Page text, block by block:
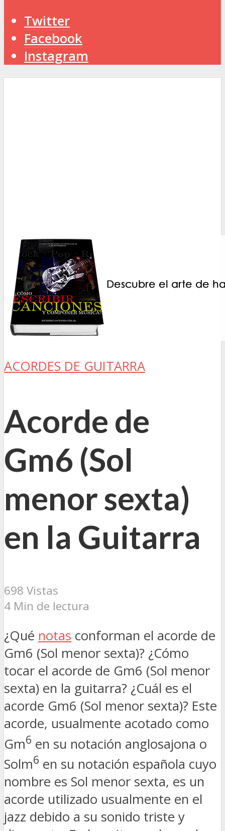
Twitter
Facebook
Instagram
ACORDES DE GUITARRA
Acorde de
Gm6 (Sol
menor sexta)
en la Guitarra
698 Vistas
4 Min de lectura
¿Qué notas conforman el acorde de
Gm6 (Sol menor sexta)? ¿Cómo
tocar el acorde de Gm6 (Sol menor
sexta) en la guitarra? ¿Cuál es el
acorde Gm6 (Sol menor sexta)? Este
acorde, usualmente acotado como
Gm6 en su notación anglosajona o
Solm6 en su notación española cuyo
nombre es Sol menor sexta, es un
acorde utilizado usualmente en el
jazz debido a su sonido triste y